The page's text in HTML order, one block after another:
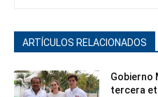
ARTÍCULOS RELACIONADOS
Gobierno
tercera